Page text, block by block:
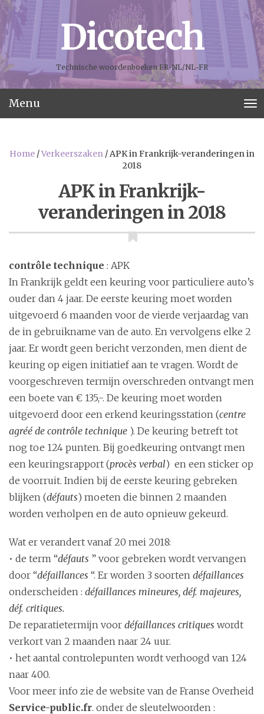
Dicotech
Technische woordenboeken FR-NL/NL-FR
T
o
l
g
o
Menu
Home /Verkeerszaken /APK in Frankrijk-veranderingen in
2018
APK in Frankrijk-
veranderingen in 2018
contrôle technique : APK
In Frankrijk geldt een keuring voor particuliere auto’s
ouder dan 4 jaar. De eerste keuring moet worden
uitgevoerd 6 maanden voor de vierde verjaardag van
de in gebruikname van de auto. En vervolgens elke 2
jaar. Er wordt geen bericht verzonden, men dient de
keuring op eigen initiatief aan te vragen. Wordt de
voorgeschreven termijn overschreden ontvangt men
een boete van € 135,-. De keuring moet worden
uitgevoerd door een erkend keuringsstation (centre
agréé de contrôle technique ). De keuring betreft tot
nog toe 124 punten. Bij goedkeuring ontvangt men
een keuringsrapport (procès verbal) en een sticker op
de voorruit. Indien bij de eerste keuring gebreken
blijken (défauts) moeten die binnen 2 maanden
worden verholpen en de auto opnieuw gekeurd.
Wat er verandert vanaf 20 mei 2018:
• de term “défauts ” voor gebreken wordt vervangen
door “défaillances “. Er worden 3 soorten défaillances
onderscheiden : défaillances mineures, déf. majeures,
déf. critiques.
De reparatietermijn voor défaillances critiques wordt
verkort van 2 maanden naar 24 uur.
• het aantal controlepunten wordt verhoogd van 124
naar 400.
Voor meer info zie de website van de Franse Overheid
Service-public.fr. onder de sleutelwoorden :